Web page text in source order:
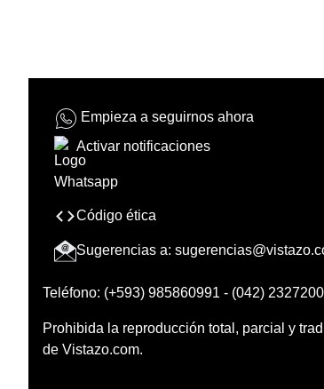
Empieza a seguirnos ahora
Activar notificaciones
Código ética
Sugerencias a:
Teléfono: (+593) 985860991 - (042)
Prohibida la reproducción total, parcial y
de Vistazo.com.